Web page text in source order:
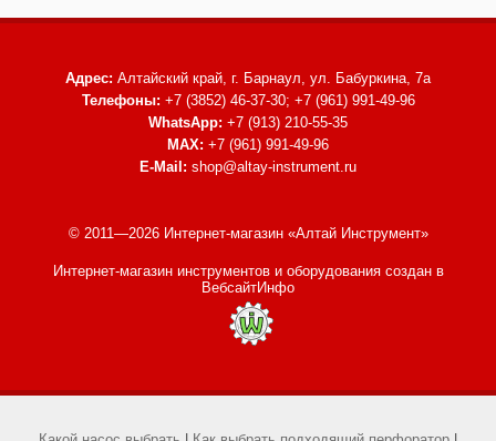
Адрес: Алтайский край, г. Барнаул, ул. Бабуркина, 7а
Телефоны: +7 (3852) 46-37-30; +7 (961) 991-49-96
WhatsApp: +7 (913) 210-55-35
MAX: +7 (961) 991-49-96
E-Mail: shop@altay-instrument.ru
© 2011—2026 Интернет-магазин «Алтай Инструмент»
Интернет-магазин инструментов и оборудованиясоздан в
ВебсайтИнфо